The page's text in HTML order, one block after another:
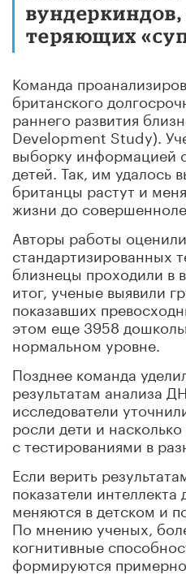
теряющих
Команда
британского
раннего развития
Development Study).
выборку информацией
детей. Так, им удалось
британцы растут и
жизни до
Авторы работы
стандартизированных
близнецы проходили в
итог, ученые выявили
показавших
этом еще 3958
нормальном уровне.
Позднее команда
результатам анализа
исследователи
росли дети и
с тестированиями в
Если верить
показатели
меняются в детском и
По мнению ученых,
когнитивные
формируются примерно